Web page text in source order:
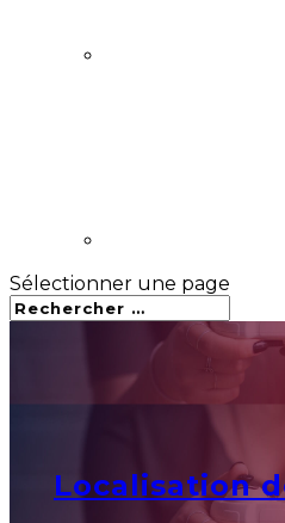
Sélectionner une page
Localisation